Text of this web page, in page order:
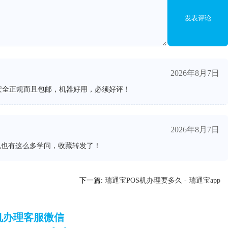
发表评论
2026年8月7日
正规而且包邮，机器好用，必须好评！
2026年8月7日
有这么多学问，收藏转发了！
下一篇: 瑞通宝POS机办理要多久 - 瑞通宝app
办理客服微信